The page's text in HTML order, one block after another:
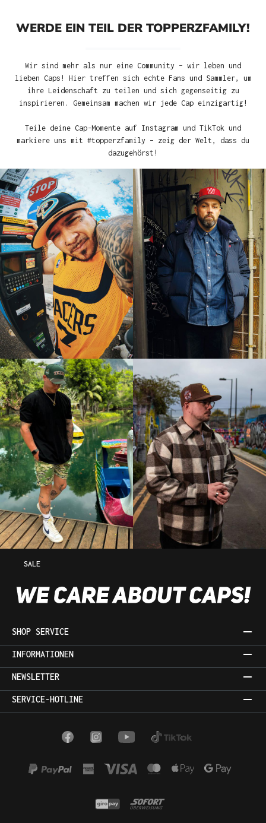
WERDE EIN TEIL DER TOPPERZFAMILY!
Wir sind mehr als nur eine Community – wir leben und
lieben Caps! Hier treffen sich echte Fans und Sammler, um
ihre Leidenschaft zu teilen und sich gegenseitig zu
inspirieren. Gemeinsam machen wir jede Cap einzigartig!
Teile deine Cap-Momente auf Instagram und TikTok und
markiere uns mit #topperzfamily – zeig der Welt, dass du
dazugehörst!
SALE
SHOP SERVICE
INFORMATIONEN
NEWSLETTER
SERVICE-HOTLINE